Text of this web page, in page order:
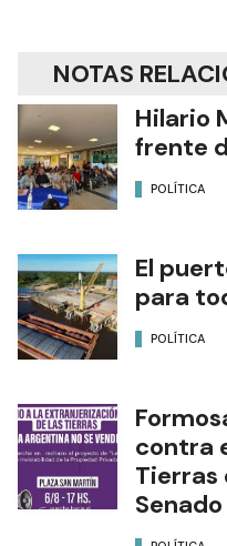
NOTAS
Hilario
frente
POLÍTICA
El
para
POLÍTICA
contra
Tierras
Senado